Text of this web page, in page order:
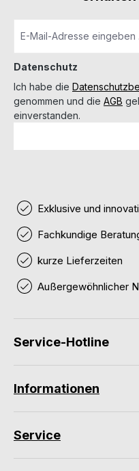
Datenschutz
Ich habe die
genommen und die AGB
einverstanden.
Exklusive und
Fachkundige
kurze Lieferzeiten
Außergewöhnlicher
Service-Hotline
Informationen
Service